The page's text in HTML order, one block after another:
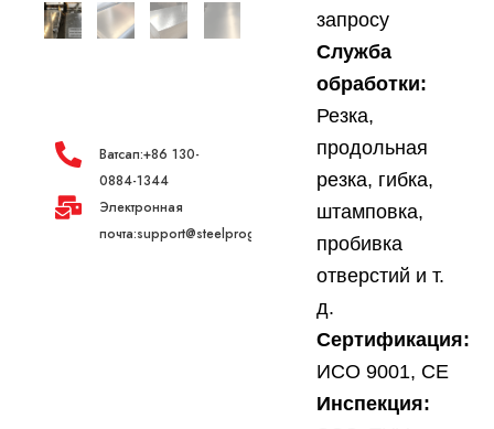
Ватсап:+86 130-
0884-1344
Электронная
почта:support@steelprogroup.com
запросу
Служба
обработки:
Резка,
продольная
резка, гибка,
штамповка,
пробивка
отверстий и т.
д.
Сертификация:
ИСО 9001, СЕ
Инспекция: